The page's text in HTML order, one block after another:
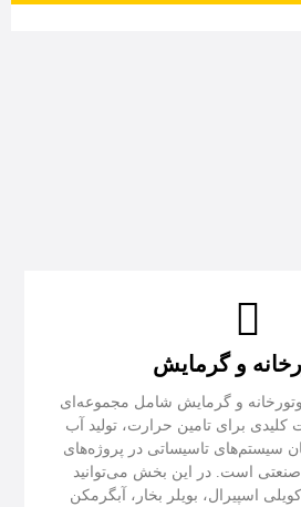
و گرمایش
و گرمایش شامل مجموعه‌ای
برای تامین حرارت، تولید آب
سیستم‌های تاسیساتی در پروژه‌های
است. در این بخش می‌توانید
اسپیرال، بویلر بخار، آبگرمکن